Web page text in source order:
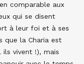
comparable aux
qui se disent
à leur foi et à ses
que la Charia est
ils vivent !), mais